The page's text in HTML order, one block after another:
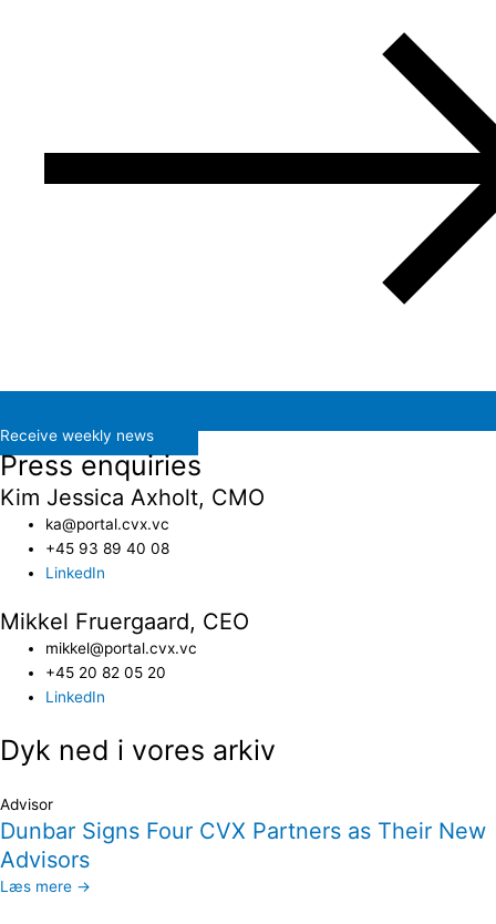
Receive weekly news
Press enquiries
Kim Jessica Axholt, CMO
ka@portal.cvx.vc​
+45 93 89 40 08
LinkedIn
Mikkel Fruergaard, CEO
mikkel@portal.cvx.vc
+45 20 82 05 20
LinkedIn
Dyk ned i vores arkiv
Advisor
Dunbar Signs Four CVX Partners as Their New
Advisors
Læs mere →